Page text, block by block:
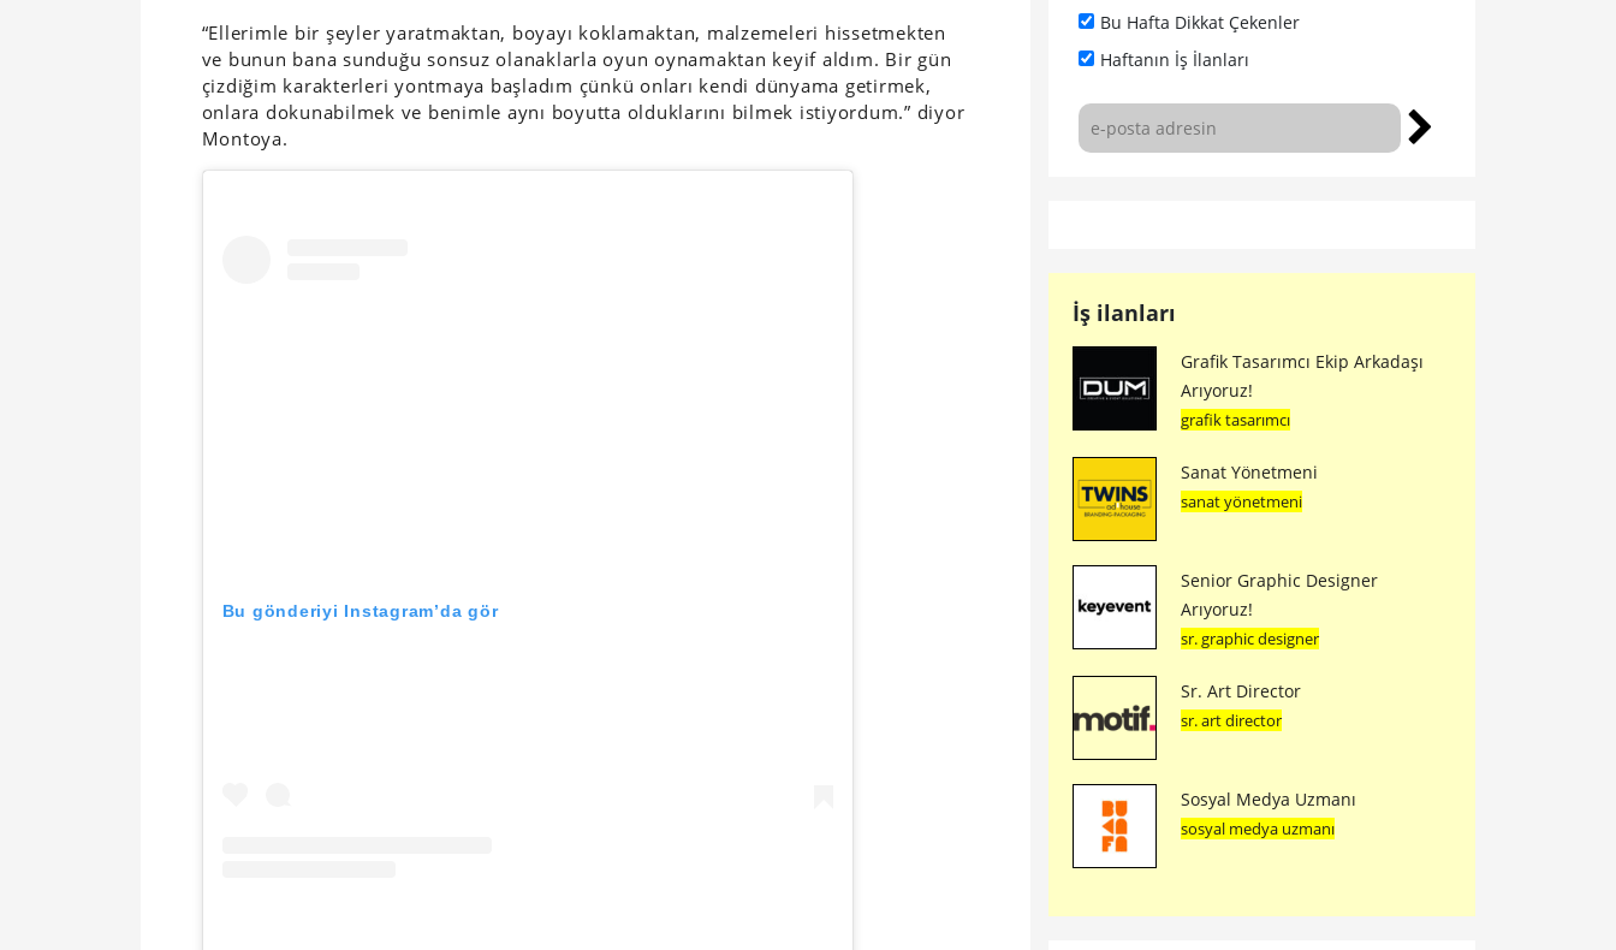
“Ellerimle bir şeyler yaratmaktan, boyayı koklamaktan, malzemeleri hissetmekten
ve bunun bana sunduğu sonsuz olanaklarla oyun oynamaktan keyif aldım. Bir gün
çizdiğim karakterleri yontmaya başladım çünkü onları kendi dünyama getirmek,
onlara dokunabilmek ve benimle aynı boyutta olduklarını bilmek istiyordum.” diyor
Montoya.
Bu gönderiyi Instagram’da gör
Bu Hafta Dikkat Çekenler
Haftanın İş İlanları
İş ilanları
Grafik Tasarımcı Ekip Arkadaşı
Arıyoruz!
grafik tasarımcı
Sanat Yönetmeni
sanat yönetmeni
Senior Graphic Designer
Arıyoruz!
sr. graphic designer
Sr. Art Director
sr. art director
Sosyal Medya Uzmanı
sosyal medya uzmanı